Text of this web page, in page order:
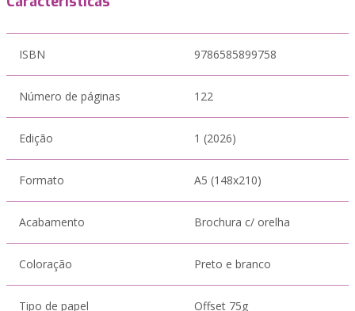
ISBN 9786585899758
Número de páginas 122
Edição 1 (2026)
Formato A5 (148x210)
Acabamento Brochura c/ orelha
Coloração Preto e branco
Tipo de papel Offset 75g